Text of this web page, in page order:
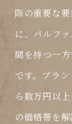
際の重要な要
に、パルフ
間を持つ一
です。ブラ
ら数万円以
の価格帯を